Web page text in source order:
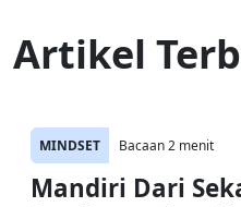
Artikel
MINDSET Bacaan 2 menit
Mandiri Dari